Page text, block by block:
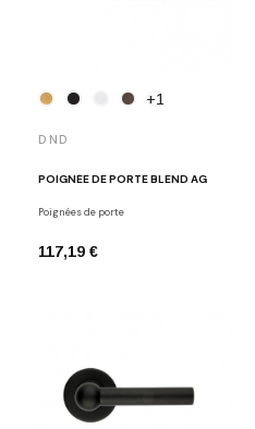
+1
DND
POIGNÉE DE PORTE BLEND AG
Poignées de porte
117,19 €